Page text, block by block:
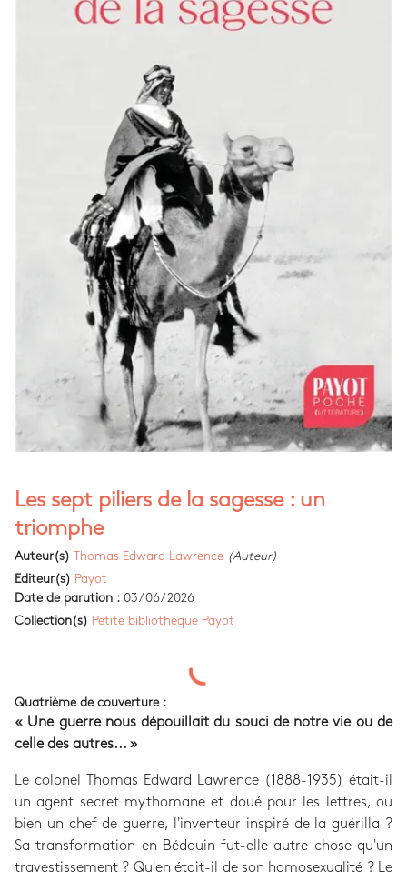
Les sept piliers de la sagesse : un
triomphe
Auteur(s) Thomas Edward Lawrence (Auteur)
Editeur(s) Payot
Date de parution : 03/06/2026
Collection(s) Petite bibliothèque Payot
Quatrième de couverture :
« Une guerre nous dépouillait du souci de notre vie ou de
celle des autres... »
Le colonel Thomas Edward Lawrence (1888-1935) était-il
un agent secret mythomane et doué pour les lettres, ou
bien un chef de guerre, l'inventeur inspiré de la guérilla ?
Sa transformation en Bédouin fut-elle autre chose qu'un
travestissement ? Qu'en était-il de son homosexualité ? Le